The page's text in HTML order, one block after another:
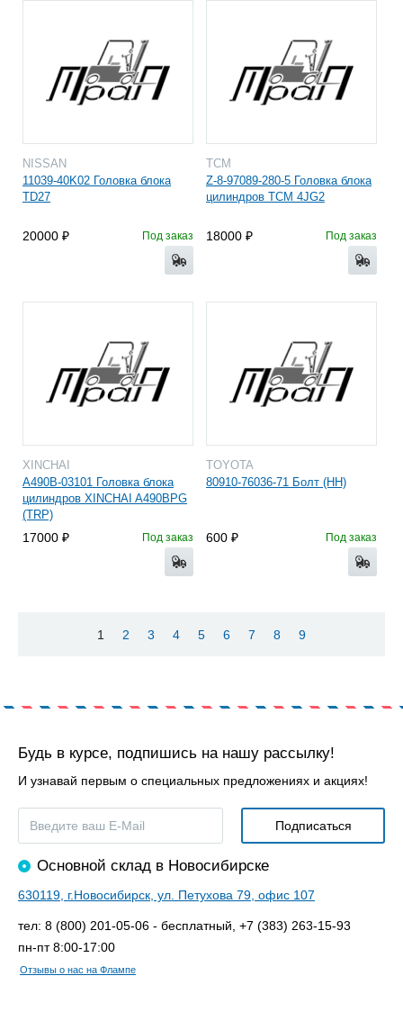
NISSAN
11039-40K02 Головка блока
TD27
20000 Под заказ
TCM
Z-8-97089-280-5 Головка блока
цилиндров TCM 4JG2
18000 Под заказ
XINCHAI
A490B-03101 Головка блока
цилиндров XINCHAI A490BPG
(TRP)
17000 Под заказ
TOYOTA
80910-76036-71 Болт (HH)
600 Под заказ
1 2 3 4 5 6 7 8 9
Будь в курсе, подпишись на нашу рассылку!
И узнавай первым о специальных предложениях и акциях!
Основной склад в Новосибирске
630119, г.Новосибирск, ул. Петухова 79, офис 107
тел: 8 (800) 201-05-06 - бесплатный, +7 (383) 263-15-93
пн-пт 8:00-17:00
Отзывы о нас на Флампе